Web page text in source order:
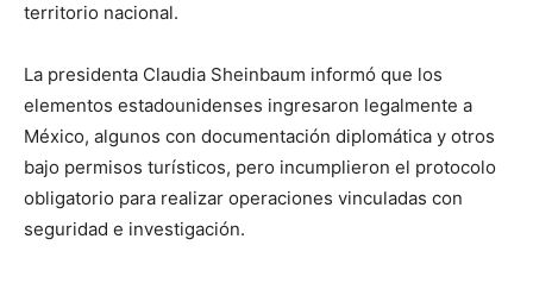
territorio nacional.
La presidenta Claudia Sheinbaum informó que los
elementos estadounidenses ingresaron legalmente a
México, algunos con documentación diplomática y otros
bajo permisos turísticos, pero incumplieron el protocolo
obligatorio para realizar operaciones vinculadas con
seguridad e investigación.